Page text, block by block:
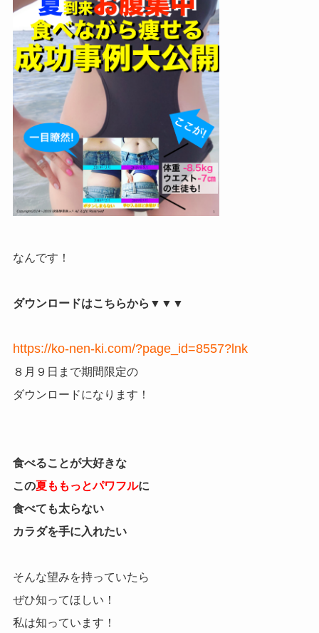
なんです！
ダウンロードはこちらから▼▼▼
https://ko-nen-ki.com/?page_id=8557?lnk
８月９日まで期間限定の
ダウンロードになります！
食べることが大好きな
この夏ももっとパワフルに
食べても太らない
カラダを手に入れたい
そんな望みを持っていたら
ぜひ知ってほしい！
私は知っています！